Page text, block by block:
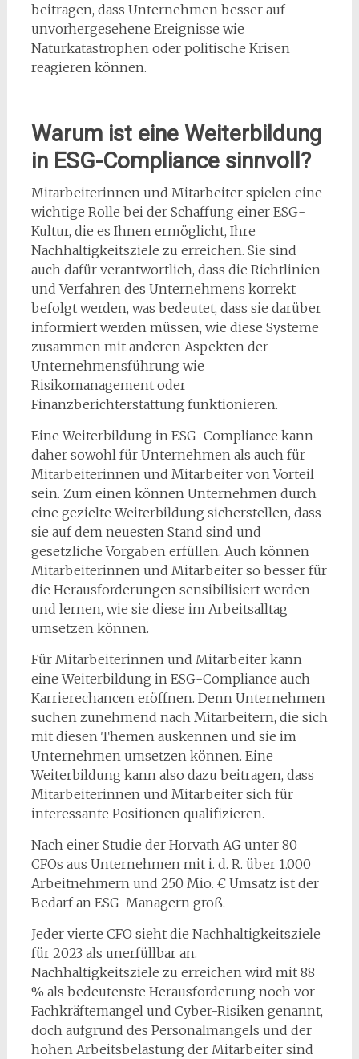
beitragen, dass Unternehmen besser auf
unvorhergesehene Ereignisse wie
Naturkatastrophen oder politische Krisen
reagieren können.
Warum ist eine Weiterbildung
in ESG-Compliance sinnvoll?
Mitarbeiterinnen und Mitarbeiter spielen eine
wichtige Rolle bei der Schaffung einer ESG-
Kultur, die es Ihnen ermöglicht, Ihre
Nachhaltigkeitsziele zu erreichen. Sie sind
auch dafür verantwortlich, dass die Richtlinien
und Verfahren des Unternehmens korrekt
befolgt werden, was bedeutet, dass sie darüber
informiert werden müssen, wie diese Systeme
zusammen mit anderen Aspekten der
Unternehmensführung wie
Risikomanagement oder
Finanzberichterstattung funktionieren.
Eine Weiterbildung in ESG-Compliance kann
daher sowohl für Unternehmen als auch für
Mitarbeiterinnen und Mitarbeiter von Vorteil
sein. Zum einen können Unternehmen durch
eine gezielte Weiterbildung sicherstellen, dass
sie auf dem neuesten Stand sind und
gesetzliche Vorgaben erfüllen. Auch können
Mitarbeiterinnen und Mitarbeiter so besser für
die Herausforderungen sensibilisiert werden
und lernen, wie sie diese im Arbeitsalltag
umsetzen können.
Für Mitarbeiterinnen und Mitarbeiter kann
eine Weiterbildung in ESG-Compliance auch
Karrierechancen eröffnen. Denn Unternehmen
suchen zunehmend nach Mitarbeitern, die sich
mit diesen Themen auskennen und sie im
Unternehmen umsetzen können. Eine
Weiterbildung kann also dazu beitragen, dass
Mitarbeiterinnen und Mitarbeiter sich für
interessante Positionen qualifizieren.
Nach einer Studie der Horvath AG unter 80
CFOs aus Unternehmen mit i. d. R. über 1.000
Arbeitnehmern und 250 Mio. € Umsatz ist der
Bedarf an ESG-Managern groß.
Jeder vierte CFO sieht die Nachhaltigkeitsziele
für 2023 als unerfüllbar an.
Nachhaltigkeitsziele zu erreichen wird mit 88
% als bedeutenste Herausforderung noch vor
Fachkräftemangel und Cyber-Risiken genannt,
doch aufgrund des Personalmangels und der
hohen Arbeitsbelastung der Mitarbeiter sind